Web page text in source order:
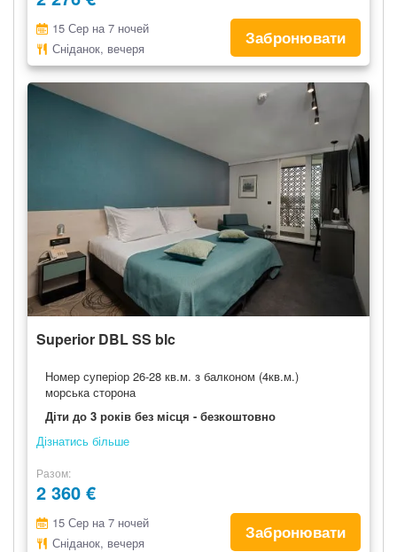
15 Сер на 7 ночей
Сніданок, вечеря
Забронювати
Superior DBL SS blc
Номер суперіор 26-28 кв.м. з балконом (4кв.м.)
морська сторона
Діти до 3 років без місця - безкоштовно
Дізнатись більше
Разом
2 360 €
15 Сер на 7 ночей
Сніданок, вечеря
Забронювати